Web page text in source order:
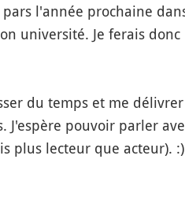
l'année prochaine
université. Je ferais
du temps et me
J'espère pouvoir parler
plus lecteur que acteur). :)